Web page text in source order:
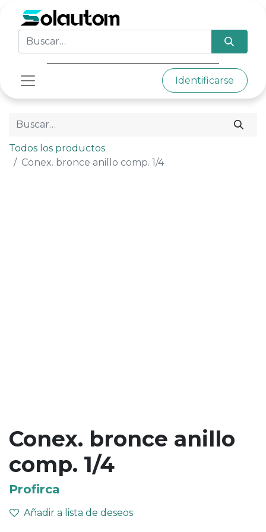
Identificarse
Todos los productos
Conex. bronce anillo comp. 1/4
Conex. bronce anillo
comp. 1/4
Profirca
Añadir a lista de deseos